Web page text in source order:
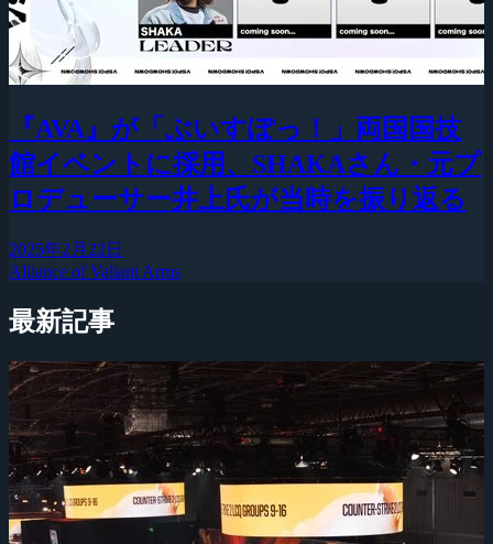
『AVA』が「ぶいすぽっ！」両国国技
館イベントに採用、SHAKAさん・元プ
ロデューサー井上氏が当時を振り返る
2025年2月22日
Alliance of Valiant Arms
最新記事